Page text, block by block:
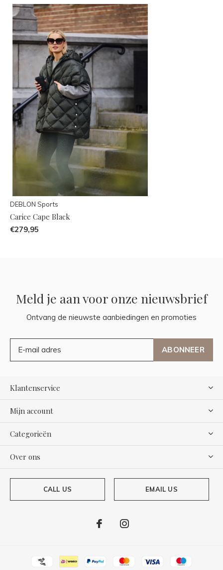
DEBLON Sports
Carice Cape Black
€279,95
Meld je aan voor onze nieuwsbrief
Ontvang de nieuwste aanbiedingen en promoties
ABONNEER
Klantenservice
Mijn account
Categorieën
Over ons
CALL US EMAIL US